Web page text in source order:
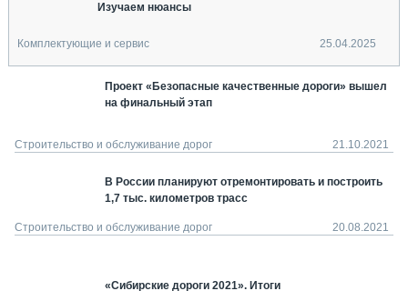
Изучаем нюансы
Комплектующие и сервис 25.04.2025
Проект «Безопасные качественные дороги» вышел
на финальный этап
Строительство и обслуживание дорог 21.10.2021
В России планируют отремонтировать и построить
1,7 тыс. километров трасс
Строительство и обслуживание дорог 20.08.2021
«Сибирские дороги 2021». Итоги